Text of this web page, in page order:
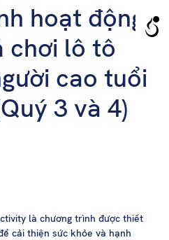
hoạt động
chơi lô tô
cao tuổi
3 và 4)
là chương trình được thiết
cải thiện sức khỏe và hạnh